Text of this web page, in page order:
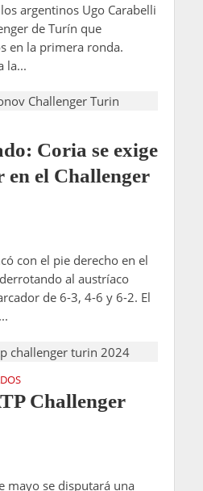
argentinos Ugo Carabelli
de Turín que
en la primera ronda.
la...
Coria se exige
en el Challenger
con el pie derecho en el
al austríaco
de 6-3, 4-6 y 6-2. El
Challenger
mayo se disputará una